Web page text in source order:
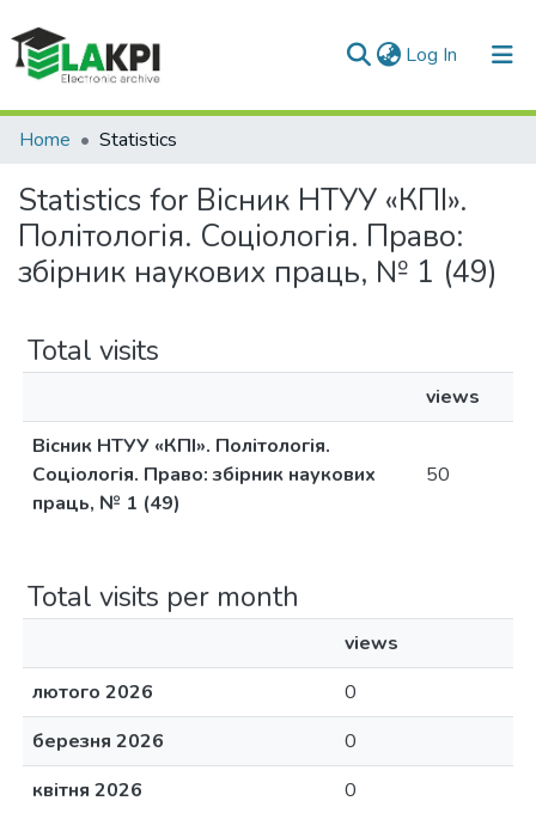
Log In (current)
Communities & Collections
All of DSpace
Home Statistics
Statistics for Вісник НТУУ «КПІ».
Політологія. Соціологія. Право:
збірник наукових праць, № 1 (49)
Total visits
views
Вісник НТУУ «КПІ». Політологія.
Соціологія. Право: збірник наукових
праць, № 1 (49)
50
Total visits per month
views
лютого 2026
0
березня 2026
0
квітня 2026
0